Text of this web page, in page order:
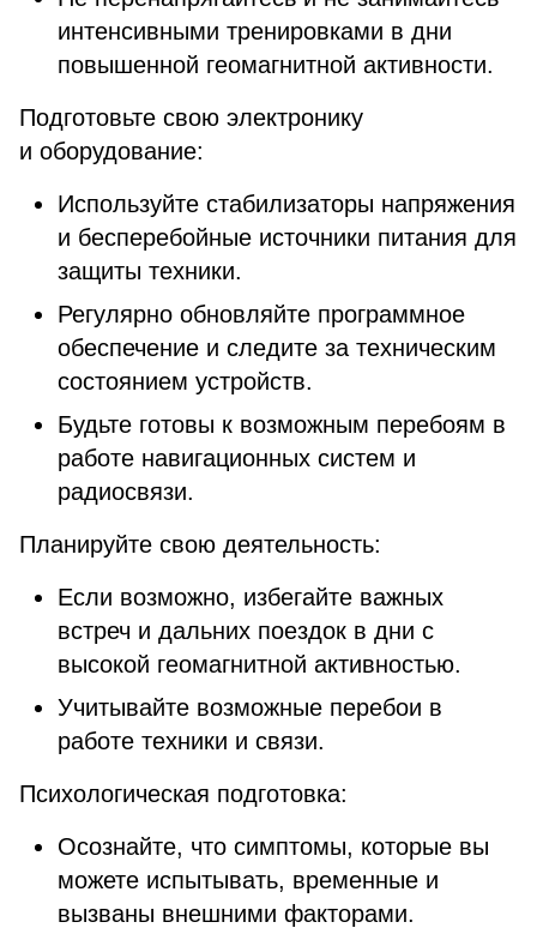
интенсивными тренировками в дни
повышенной геомагнитной активности.
Подготовьте свою электронику
и оборудование:
Используйте стабилизаторы напряжения
и бесперебойные источники питания для
защиты техники.
Регулярно обновляйте программное
обеспечение и следите за техническим
состоянием устройств.
Будьте готовы к возможным перебоям в
работе навигационных систем и
радиосвязи.
Планируйте свою деятельность:
Если возможно, избегайте важных
встреч и дальних поездок в дни с
высокой геомагнитной активностью.
Учитывайте возможные перебои в
работе техники и связи.
Психологическая подготовка:
Осознайте, что симптомы, которые вы
можете испытывать, временные и
вызваны внешними факторами.